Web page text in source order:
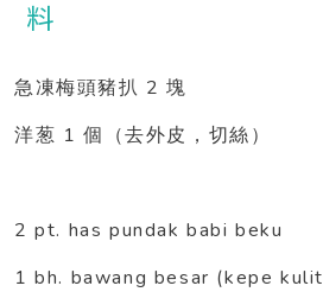
急凍梅頭豬扒 2塊
洋葱 1個（去外皮，切絲）
2 pt. has pundak babi beku
1 bh. bawang besar (kepe